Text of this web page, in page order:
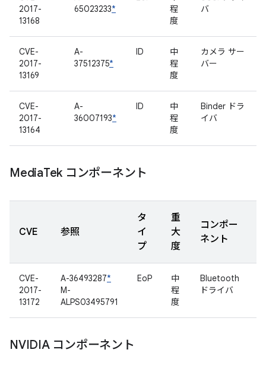
2017-
13168
65023233*
程
度
バ
CVE-
2017-
13169
A-
37512375*
ID
中
程
度
カメラ サー
バー
CVE-
2017-
13164
A-
36007193*
ID
中
程
度
Binder ドラ
イバ
MediaTek コンポーネント
CVE 参照
タ
イ
プ
重
大
度
コンポー
ネント
CVE-
2017-
13172
A-36493287*
M-
ALPS03495791
EoP
中
程
度
Bluetooth
ドライバ
NVIDIA コンポーネント